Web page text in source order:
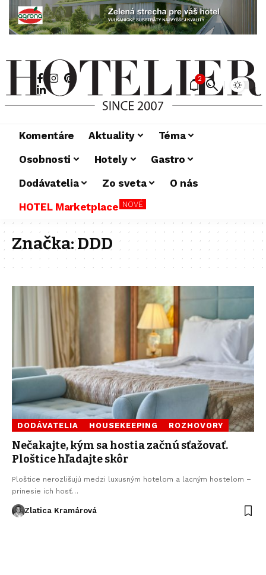
2
Komentáre Aktuality
Téma
Osobnosti
Hotely
Gastro
Dodávatelia
Zo sveta
O nás
HOTEL Marketplace NOVÉ
Značka:DDD
DODÁVATELIA HOUSEKEEPING ROZHOVORY
Nečakajte, kým sa hostia začnú sťažovať.
Ploštice hľadajte skôr
Ploštice nerozlišujú medzi luxusným hotelom a lacným hostelom –
prinesie ich hosť…
Zlatica Kramárová